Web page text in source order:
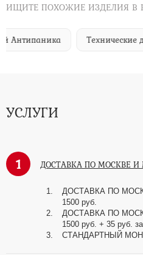
ИЩИТЕ ПОХОЖИЕ ИЗДЕЛИЯ В
Технические двери с
УСЛУГИ
1 ДОСТАВКА ПО МОСКВЕ
ДОСТАВКА ПО
1500 руб.
ДОСТАВКА ПО
1500 руб. + 35 руб.
СТАНДАРТНЫЙ